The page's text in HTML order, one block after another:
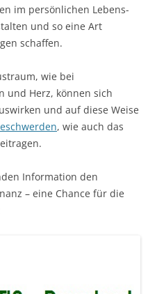
im persönlichen Lebens-
und so eine Art
schaffen.
wie bei
und Herz, können sich
und auf diese Weise
, wie auch das
Information den
– eine Chance für die